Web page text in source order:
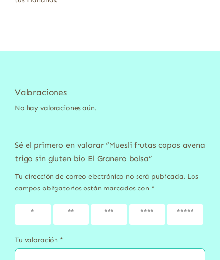
Valoraciones
No hay valoraciones aún.
Sé el primero en valorar “Muesli frutas copos avena
trigo sin gluten bio El Granero bolsa”
Tu dirección de correo electrónico no será publicada. Los
campos obligatorios están marcados con *
1 de 5
2 de 5
3 de 5
4 de 5
5 de 5
Tu valoración *